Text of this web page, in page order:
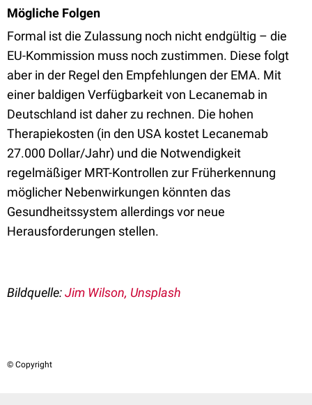
Mögliche Folgen
Formal ist die Zulassung noch nicht endgültig – die
EU-Kommission muss noch zustimmen. Diese folgt
aber in der Regel den Empfehlungen der EMA. Mit
einer baldigen Verfügbarkeit von Lecanemab in
Deutschland ist daher zu rechnen. Die hohen
Therapiekosten (in den USA kostet Lecanemab
27.000 Dollar/Jahr) und die Notwendigkeit
regelmäßiger MRT-Kontrollen zur Früherkennung
möglicher Nebenwirkungen könnten das
Gesundheitssystem allerdings vor neue
Herausforderungen stellen.
Bildquelle:Jim Wilson, Unsplash
© Copyright